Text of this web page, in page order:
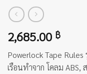
2,685.00 ฿
Powerlock Tape Rules
เรือนทำจาก โคลม